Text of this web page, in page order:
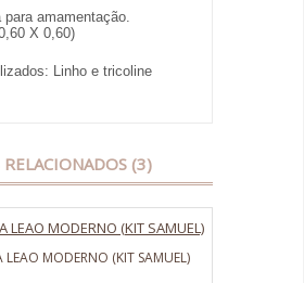
para amamentação.
X 0,60)
Linho e tricoline
(3)
MODERNO (KIT SAMUEL)